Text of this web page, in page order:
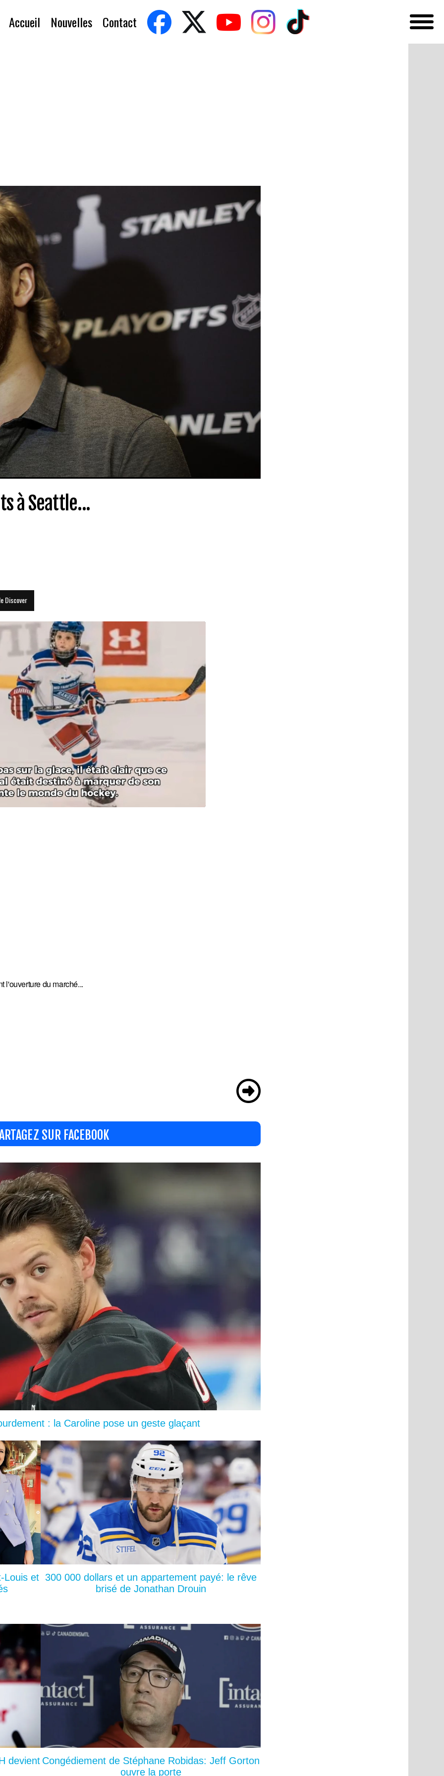
Accueil Nouvelles Contact
à Seattle...
Discover
l'ouverture du marché...
SUR FACEBOOK
: la Caroline pose un geste glaçant
Louis et 300 000 dollars et un appartement payé: le rêve
brisé de Jonathan Drouin
devient Congédiement de Stéphane Robidas: Jeff Gorton
ouvre la porte